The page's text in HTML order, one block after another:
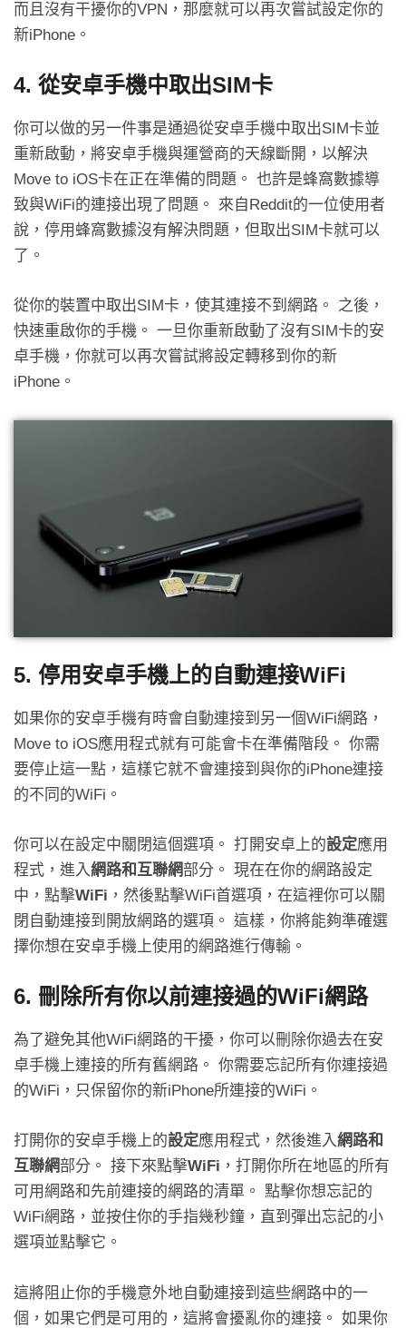
而且沒有干擾你的VPN，那麼就可以再次嘗試設定你的
新iPhone。
4. 從安卓手機中取出SIM卡
你可以做的另一件事是通過從安卓手機中取出SIM卡並
重新啟動，將安卓手機與運營商的天線斷開，以解決
Move to iOS卡在正在準備的問題。 也許是蜂窩數據導
致與WiFi的連接出現了問題。 來自Reddit的一位使用者
說，停用蜂窩數據沒有解決問題，但取出SIM卡就可以
了。
從你的裝置中取出SIM卡，使其連接不到網路。 之後，
快速重啟你的手機。 一旦你重新啟動了沒有SIM卡的安
卓手機，你就可以再次嘗試將設定轉移到你的新
iPhone。
5. 停用安卓手機上的自動連接WiFi
如果你的安卓手機有時會自動連接到另一個WiFi網路，
Move to iOS應用程式就有可能會卡在準備階段。 你需
要停止這一點，這樣它就不會連接到與你的iPhone連接
的不同的WiFi。
你可以在設定中關閉這個選項。 打開安卓上的設定應用
程式，進入網路和互聯網部分。 現在在你的網路設定
中，點擊WiFi ，然後點擊WiFi首選項，在這裡你可以關
閉自動連接到開放網路的選項。 這樣，你將能夠準確選
擇你想在安卓手機上使用的網路進行傳輸。
6. 刪除所有你以前連接過的WiFi網路
為了避免其他WiFi網路的干擾，你可以刪除你過去在安
卓手機上連接的所有舊網路。 你需要忘記所有你連接過
的WiFi，只保留你的新iPhone所連接的WiFi。
打開你的安卓手機上的設定應用程式，然後進入網路和
互聯網部分。 接下來點擊WiFi ，打開你所在地區的所有
可用網路和先前連接的網路的清單。 點擊你想忘記的
WiFi網路，並按住你的手指幾秒鐘，直到彈出忘記的小
選項並點擊它。
這將阻止你的手機意外地自動連接到這些網路中的一
個，如果它們是可用的，這將會擾亂你的連接。 如果你